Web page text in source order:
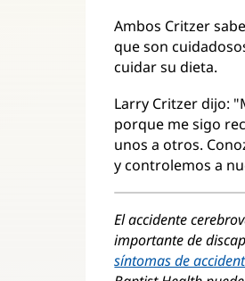
Ambos Critzer
que son
cuidar su dieta.
Larry Critzer dijo:
porque me sigo
unos a otros.
y controlemos a
El accidente
importante de
síntomas de